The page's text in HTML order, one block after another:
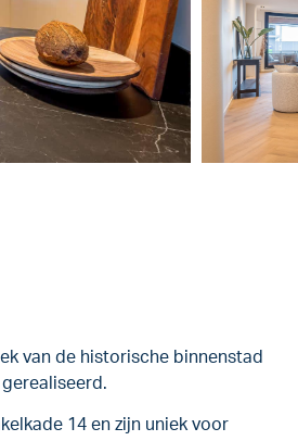
van de historische binnenstad
14 en zijn uniek voor